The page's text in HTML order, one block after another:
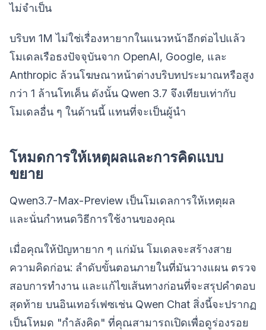
ไม่จำเป็น
บริบท 1M ไม่ใช่เรื่องหายากในแนวหน้าอีกต่อไปแล้ว
โมเดลเรือธงปัจจุบันจาก OpenAI, Google, และ
Anthropic ล้วนโฆษณาหน้าต่างบริบทประมาณหรือสูง
กว่า 1 ล้านโทเค็น ดังนั้น Qwen 3.7 จึงเทียบเท่ากับ
โมเดลอื่น ๆ ในด้านนี้ แทนที่จะเป็นผู้นำ
โหมดการให้เหตุผลและการคิดแบบ
ขยาย
Qwen3.7-Max-Preview เป็นโมเดลการให้เหตุผล
และนั่นกำหนดวิธีการใช้งานของคุณ
เมื่อคุณให้ปัญหายาก ๆ แก่มัน โมเดลจะสร้างสาย
ความคิดก่อน: ลำดับขั้นตอนภายในที่มันวางแผน ตรวจ
สอบการทำงาน และแก้ไขเส้นทางก่อนที่จะสรุปคำตอบ
สุดท้าย บนอินเทอร์เฟซเช่น Qwen Chat สิ่งนี้จะปรากฏ
เป็นโหมด "กำลังคิด" ที่คุณสามารถเปิดเพื่อดูร่องรอย